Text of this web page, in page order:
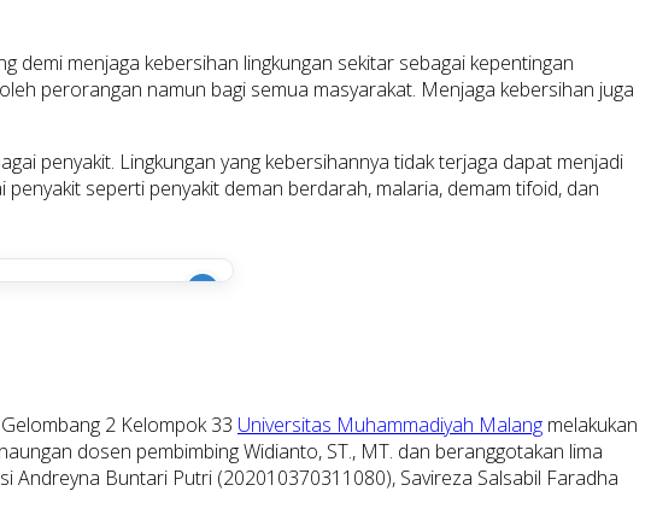
menjaga kebersihan lingkungan sekitar sebagai kepentingan
perorangan namun bagi semua masyarakat. Menjaga kebersihan juga
penyakit. Lingkungan yang kebersihannya tidak terjaga dapat menjadi
seperti penyakit deman berdarah, malaria, demam tifoid, dan
i
2 Kelompok 33 Universitas Muhammadiyah Malang melakukan
dosen pembimbing Widianto, ST., MT. dan beranggotakan lima
Buntari Putri (202010370311080), Savireza Salsabil Faradha